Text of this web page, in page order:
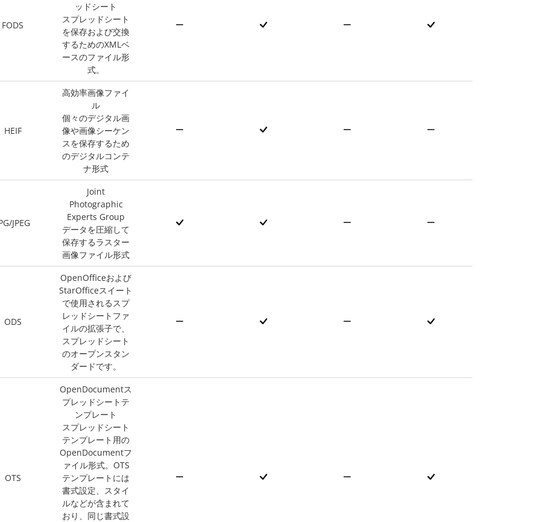
FODS
ッドシート
スプレッドシート
を保存および交換
するためのXMLベ
ースのファイル形
式。
HEIF
高効率画像ファイ
ル
個々のデジタル画
像や画像シーケン
スを保存するため
のデジタルコンテ
ナ形式
JPEG
Joint
Photographic
Experts Group
データを圧縮して
保存するラスター
画像ファイル形式
ODS
OpenOfficeおよび
StarOfficeスイート
で使用されるスプ
レッドシートファ
イルの拡張子で、
スプレッドシート
のオープンスタン
ダードです。
OTS
OpenDocumentス
プレッドシートテ
ンプレート
スプレッドシート
テンプレート用の
OpenDocumentフ
ァイル形式。OTS
テンプレートには
書式設定、スタイ
ルなどが含まれて
おり、同じ書式設